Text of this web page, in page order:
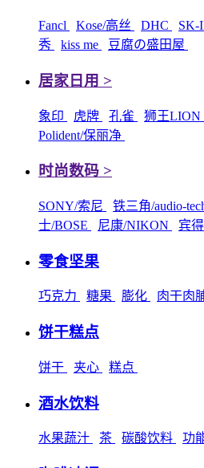
Fancl Kose/高丝 DHC SK-
秀
kiss me 豆腐の盛田屋
居家日用 >
象印 虎牌 孔雀 狮王LION
Polident/保丽净
时尚数码 >
SONY/索尼 铁三角/audio-
士/BOSE
尼康/NIKON 宾
零食坚果
巧克力 糖果 膨化 肉干肉
饼干糕点
饼干 夹心 糕点
酒水饮料
水果蔬汁 茶 碳酸饮料 功